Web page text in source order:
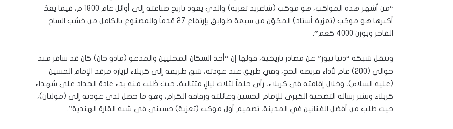
“من أشهر هذه المواكب، هو موكب (شاغريد تعزية) والذي يعود تاريخ صناعته إلى أوائل عام 1800 م، فيما يعدّ
أكبرها هو موكب (تعزية أستاد) المكوّن من سبعة طوابق بإرتفاع 27 قدماً والمصنوع بالكامل من خشب الساج
الفاخر وبوزن 4000 كغم”.
وتنقل شبكة “دنيا نيوز” عن مصادر تاريخية، قولها إن “أحد السكان المحليين والمدعو (مادو خان) كان قد سافر منذ
حوالي (200) عام لأداء فريضة الحج، وفي طريق عند عودته، شق طريقه إلى كربلاء لزيارة مرقد الإمام الحسين
(عليه السلام)، وخلال إقامته في كربلاء، رأى حلماً لثلاث ليالٍ متتالية، حيث طُلب منه بدء عادة الحداد على شهداء
كربلاء ونشر رسالة التضحية الكبرى للإمام الحسين وعائلته ورفاقه الكرام، وهو ما حصل لدى عودته إلى (مولتان)،
حيث طلب من أفضل الفنانين في المدينة، تصميم أول موكب (تعزية) حسيني في شبه القارة الهندية”.